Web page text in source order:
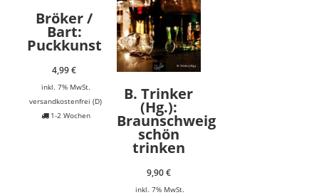
Bröker /
Bart:
Puckkunst
4,99€
inkl. 7% MwSt.
versandkostenfrei (D)
1-2 Wochen
B. Trinker
(Hg.):
Braunschweig
schön
trinken
9,90€
inkl. 7% MwSt.